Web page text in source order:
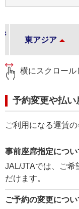
東アジア
横にスクロール
予約変更や払い
ご利用になる運賃
事前座席指定につい
JAL/JTAでは、ご希
だけます。
ご予約の変更につい